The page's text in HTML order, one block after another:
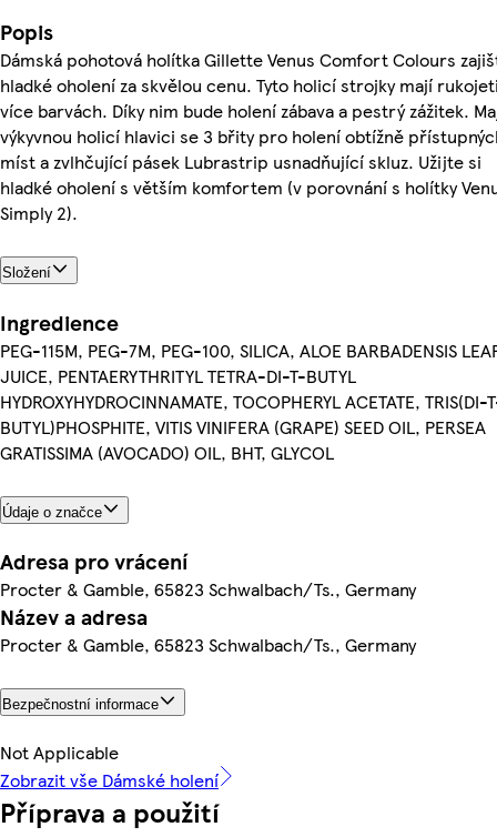
Popis
Dámská pohotová holítka Gillette Venus Comfort Colours
hladké oholení za skvělou cenu. Tyto holicí strojky mají
více barvách. Díky nim bude holení zábava a pestrý zážitek.
výkyvnou holicí hlavici se 3 břity pro holení obtížně
míst a zvlhčující pásek Lubrastrip usnadňující skluz. Užijte si
hladké oholení s větším komfortem (v porovnání s holítky
Simply 2).
Složení
Ingredience
PEG-115M, PEG-7M, PEG-100, SILICA, ALOE BARBADENSIS
JUICE, PENTAERYTHRITYL TETRA-DI-T-BUTYL
HYDROXYHYDROCINNAMATE, TOCOPHERYL ACETATE, TRIS(DI-
BUTYL)PHOSPHITE, VITIS VINIFERA (GRAPE) SEED OIL, PERSEA
GRATISSIMA (AVOCADO) OIL, BHT, GLYCOL
Údaje o značce
Adresa pro vrácení
Procter & Gamble, 65823 Schwalbach/Ts., Germany
Název a adresa
Procter & Gamble, 65823 Schwalbach/Ts., Germany
Bezpečnostní informace
Not Applicable
Zobrazit vše Dámské holení
Příprava a použití